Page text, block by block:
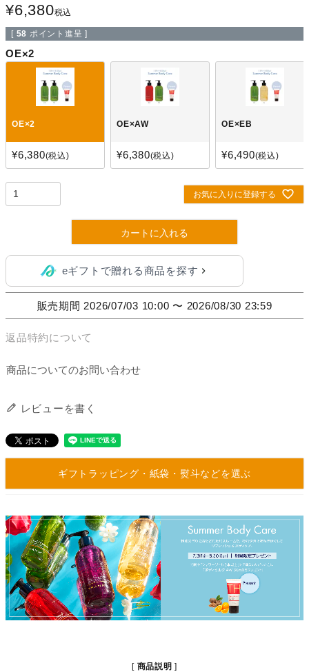
¥6,380税込
[ 58 ポイント進呈 ]
OE×2
OE×2
¥6,380 税込
OE×AW
¥6,380 税込
OE×EB
¥6,490 税込
お気に入りに登録する
カートに入れる
eギフトで贈れる商品を探す
販売期間 2026/07/03 10:00 〜 2026/08/30 23:59
返品特約について
商品についてのお問い合わせ
レビューを書く
ギフトラッピング・紙袋・熨斗などを選ぶ
商品説明